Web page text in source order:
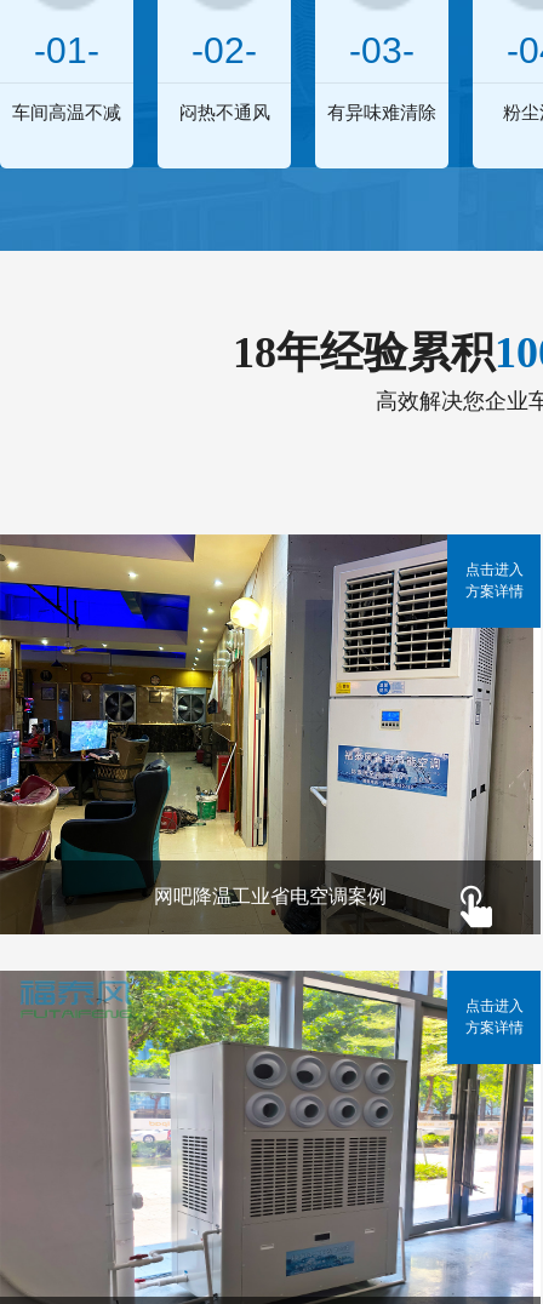
-01-
车间高温不减
-02-
闷热不通风
-03-
有异味难清除
-
粉尘
18年经验累积
高效解决您企业
网吧降温工业省电空调案例
点击进入
方案详情
点击进入
方案详情